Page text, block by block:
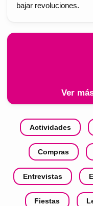
bajar revoluciones.
Ver
Actividades
Compras
Entrevistas
Fiestas